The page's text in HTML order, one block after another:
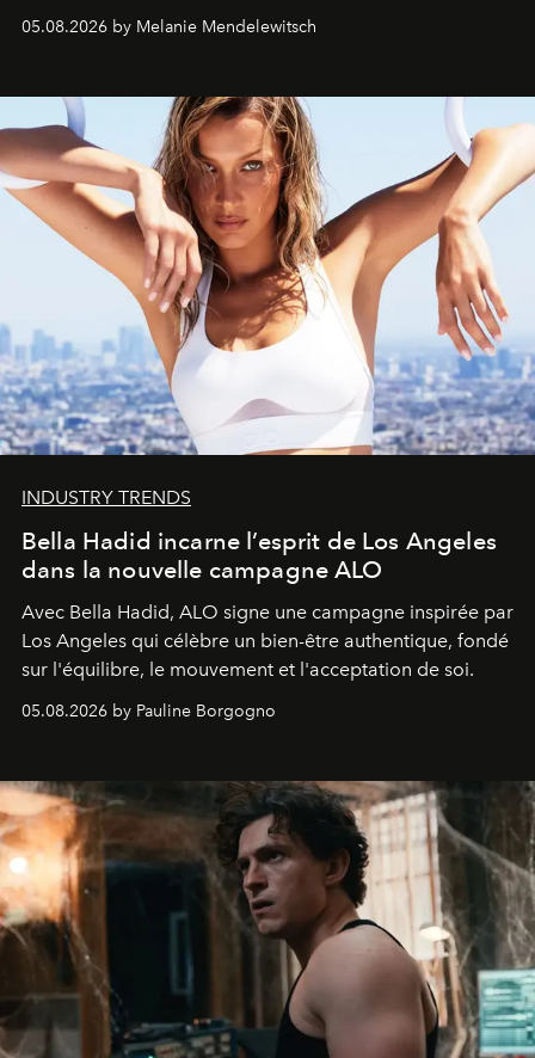
de vivre Romain dans toute son élégance intemporelle.
05.08.2026 by Melanie Mendelewitsch
INDUSTRY TRENDS
Bella Hadid incarne l’esprit de Los Angeles
dans la nouvelle campagne ALO
Avec Bella Hadid, ALO signe une campagne inspirée par
Los Angeles qui célèbre un bien-être authentique, fondé
sur l'équilibre, le mouvement et l'acceptation de soi.
05.08.2026 by Pauline Borgogno